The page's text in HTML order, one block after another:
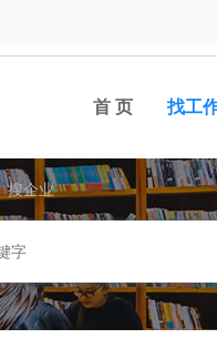
首 页 找工
搜企业